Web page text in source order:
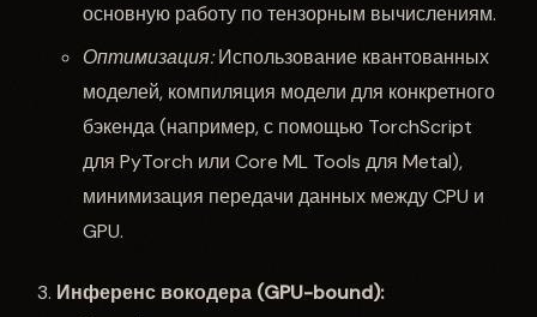
основную работу по тензорным вычислениям.
Оптимизация:Использование квантованных
моделей, компиляция модели для конкретного
бэкенда (например, с помощью TorchScript
для PyTorch или Core ML Tools для Metal),
минимизация передачи данных между CPU и
GPU.
Инференс вокодера (GPU-bound):